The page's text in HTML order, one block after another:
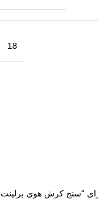
18
“سنج کرش هوی برلینت